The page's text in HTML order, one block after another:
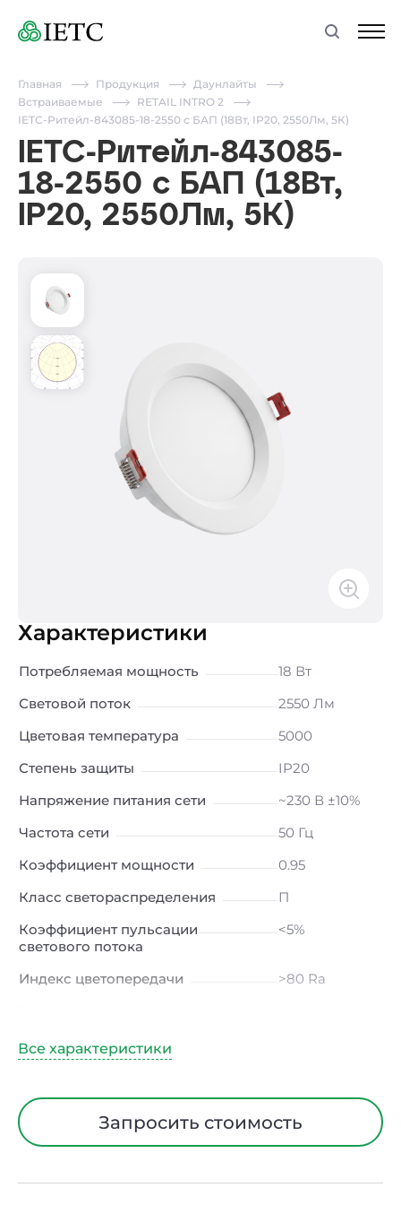
Главная Продукция
Даунлайты
Встраиваемые
RETAIL INTRO 2
IETC-Ритейл-843085-18-2550 с БАП (18Вт, IP20, 2550Лм, 5К)
IETC-Ритейл-843085-
18-2550 с БАП (18Вт,
IP20, 2550Лм, 5К)
Характеристики
Потребляемая мощность
18 Вт
Световой поток
2550 Лм
Цветовая температура
5000
Степень защиты
IP20
Напряжение питания сети
~230 В ±10%
Частота сети
50 Гц
Коэффициент мощности
0.95
Класс светораспределения
П
Коэффициент пульсации
светового потока
<5%
Индекс цветопередачи
>80 Ra
Угол рассеивания
Диапазон рабочих температур
от -20 до +40
℃
Запросить стоимость